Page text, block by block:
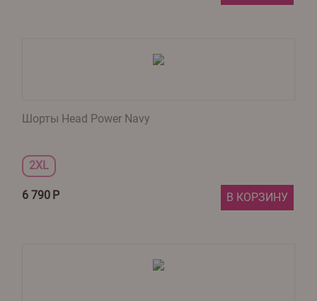
Шорты Head Power Navy
2XL
6 790 Р В КОРЗИНУ